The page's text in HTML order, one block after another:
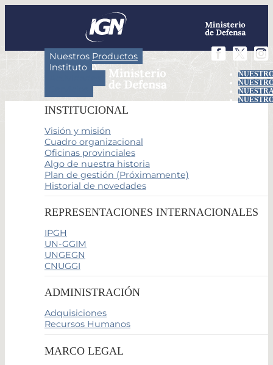
Nuestros Productos
Instituto
INSTITUCIONAL
Visión y misión
Cuadro organizacional
Oficinas provinciales
Algo de nuestra historia
Plan de gestión (Próximamente)
Historial de novedades
REPRESENTACIONES INTERNACIONALES
IPGH
UN-GGIM
UNGEGN
CNUGGI
ADMINISTRACIÓN
Adquisiciones
Recursos Humanos
MARCO LEGAL